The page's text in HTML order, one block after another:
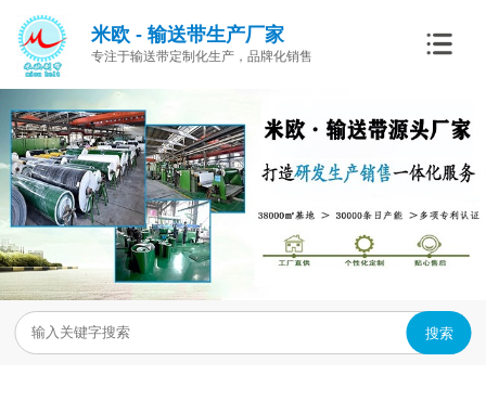
米欧 - 输送带生产厂家
专注于输送带定制化生产，品牌化销售
搜索